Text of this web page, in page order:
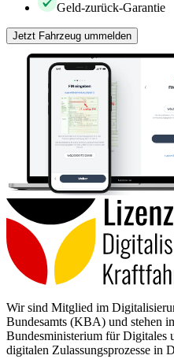
Geld-zurück-Garantie
Jetzt Fahrzeug ummelden
Wir sind Mitglied im
Bundesamts (KBA) und stehen
Bundesministerium für
digitalen Zulassungsprozesse in